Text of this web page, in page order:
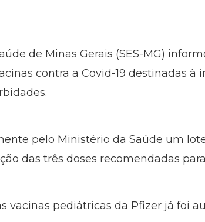
de Minas Gerais (SES-MG)
contra a Covid-19 destinadas
pelo Ministério da Saúde um
das três doses recomendadas
vacinas pediátricas da Pfizer já foi